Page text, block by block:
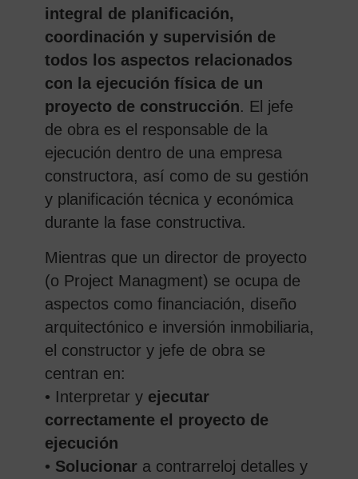
integral de planificación,
coordinación y supervisión de
todos los aspectos relacionados
con la ejecución física de un
proyecto de construcción. El jefe
de obra es el responsable de la
ejecución dentro de una empresa
constructora, así como de su gestión
y planificación técnica y económica
durante la fase constructiva.
Mientras que un director de proyecto
(o Project Managment) se ocupa de
aspectos como financiación, diseño
arquitectónico e inversión inmobiliaria,
el constructor y jefe de obra se
centran en:
• Interpretar y ejecutar
correctamente el proyecto de
ejecución
• Solucionar a contrarreloj detalles y